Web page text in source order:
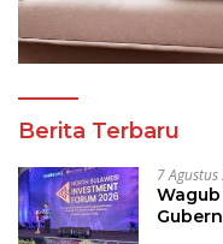
Berita Terbaru
7